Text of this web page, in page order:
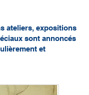
ateliers, expositions
sont annoncés
et